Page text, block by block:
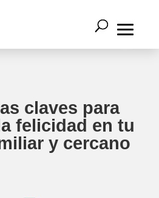
claves para
felicidad en tu
y cercano